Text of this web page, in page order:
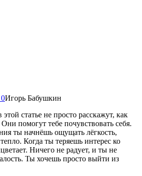
Игорь Бабушкин
статье не просто расскажут, как
помогут тебе почувствовать себя.
ты начнёшь ощущать лёгкость,
Когда ты теряешь интерес ко
Ничего не радует, и ты не
Ты хочешь просто выйти из